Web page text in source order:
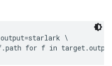
\